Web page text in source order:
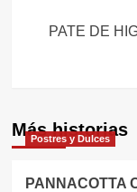
PATE DE
Más historias
Postres y Dulces
PANNACOTTA